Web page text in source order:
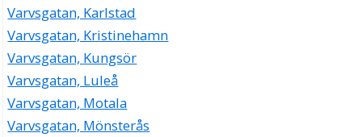
Varvsgatan, Karlstad
Varvsgatan, Kristinehamn
Varvsgatan, Kungsör
Varvsgatan, Luleå
Varvsgatan, Motala
Varvsgatan, Mönsterås